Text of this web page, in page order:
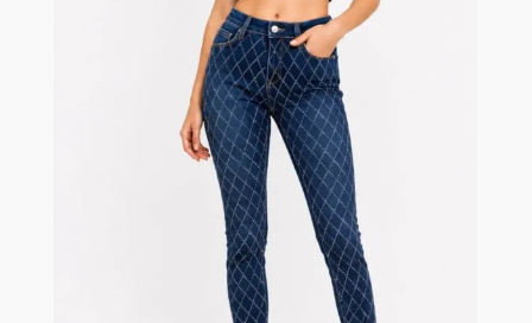
optie
kan
gekozen
worden
op
de
productpagina